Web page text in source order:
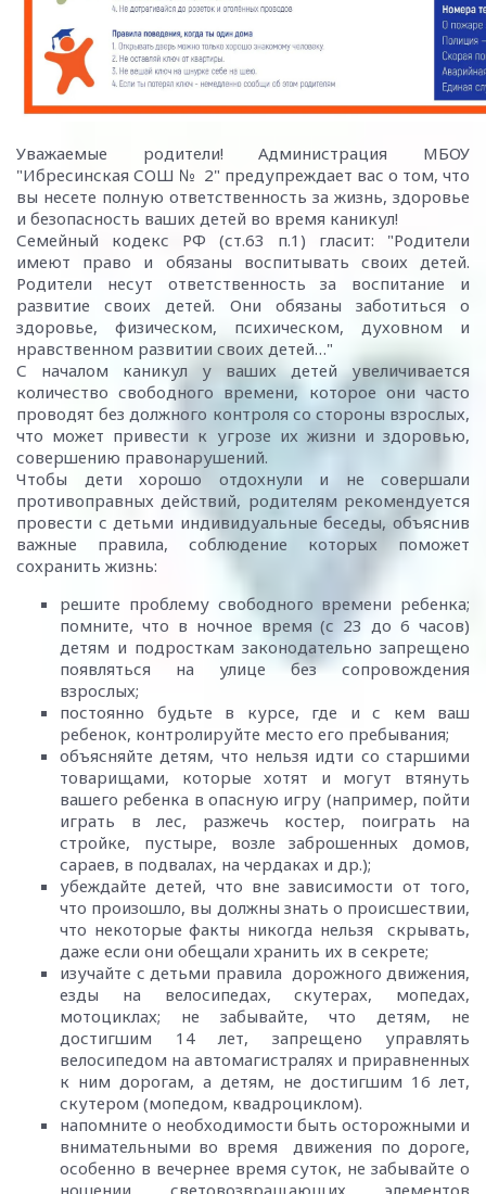
Уважаемые родители! Администрация МБОУ
"Ибресинская СОШ № 2" предупреждает вас о том, что
вы несете полную ответственность за жизнь, здоровье
и безопасность ваших детей во время каникул!
Семейный кодекс РФ (ст.63 п.1) гласит: "Родители
имеют право и обязаны воспитывать своих детей.
Родители несут ответственность за воспитание и
развитие своих детей. Они обязаны заботиться о
здоровье, физическом, психическом, духовном и
нравственном развитии своих детей…"
С началом каникул у ваших детей увеличивается
количество свободного времени, которое они часто
проводят без должного контроля со стороны взрослых,
что может привести к угрозе их жизни и здоровью,
совершению правонарушений.
Чтобы дети хорошо отдохнули и не совершали
противоправных действий, родителям рекомендуется
провести с детьми индивидуальные беседы, объяснив
важные правила, соблюдение которых поможет
сохранить жизнь:
решите проблему свободного времени ребенка;
помните, что в ночное время (с 23 до 6 часов)
детям и подросткам законодательно запрещено
появляться на улице без сопровождения
взрослых;
постоянно будьте в курсе, где и с кем ваш
ребенок, контролируйте место его пребывания;
объясняйте детям, что нельзя идти со старшими
товарищами, которые хотят и могут втянуть
вашего ребенка в опасную игру (например, пойти
играть в лес, разжечь костер, поиграть на
стройке, пустыре, возле заброшенных домов,
сараев, в подвалах, на чердаках и др.);
убеждайте детей, что вне зависимости от того,
что произошло, вы должны знать о происшествии,
что некоторые факты никогда нельзя скрывать,
даже если они обещали хранить их в секрете;
изучайте с детьми правила дорожного движения,
езды на велосипедах, скутерах, мопедах,
мотоциклах; не забывайте, что детям, не
достигшим 14 лет, запрещено управлять
велосипедом на автомагистралях и приравненных
к ним дорогам, а детям, не достигшим 16 лет,
скутером (мопедом, квадроциклом).
напомните о необходимости быть осторожными и
внимательными во время движения по дороге,
особенно в вечернее время суток, не забывайте о
ношении световозвращающих элементов